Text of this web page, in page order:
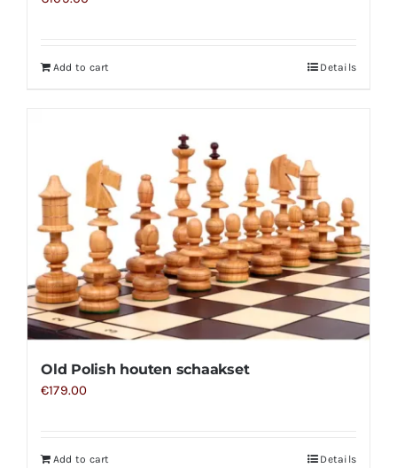
Add to cart Details
Old Polish houten schaakset
€179.00
Add to cart Details